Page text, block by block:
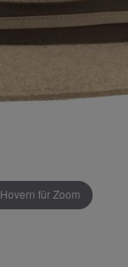
Hovern für Zoom